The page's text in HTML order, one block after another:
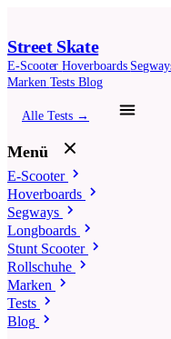
Street Skate
E-ScooterHoverboards
Marken TestsBlog
Alle Tests →
Menü
E-Scooter
Hoverboards
Segways
Longboards
Stunt Scooter
Rollschuhe
Marken
Tests
Blog